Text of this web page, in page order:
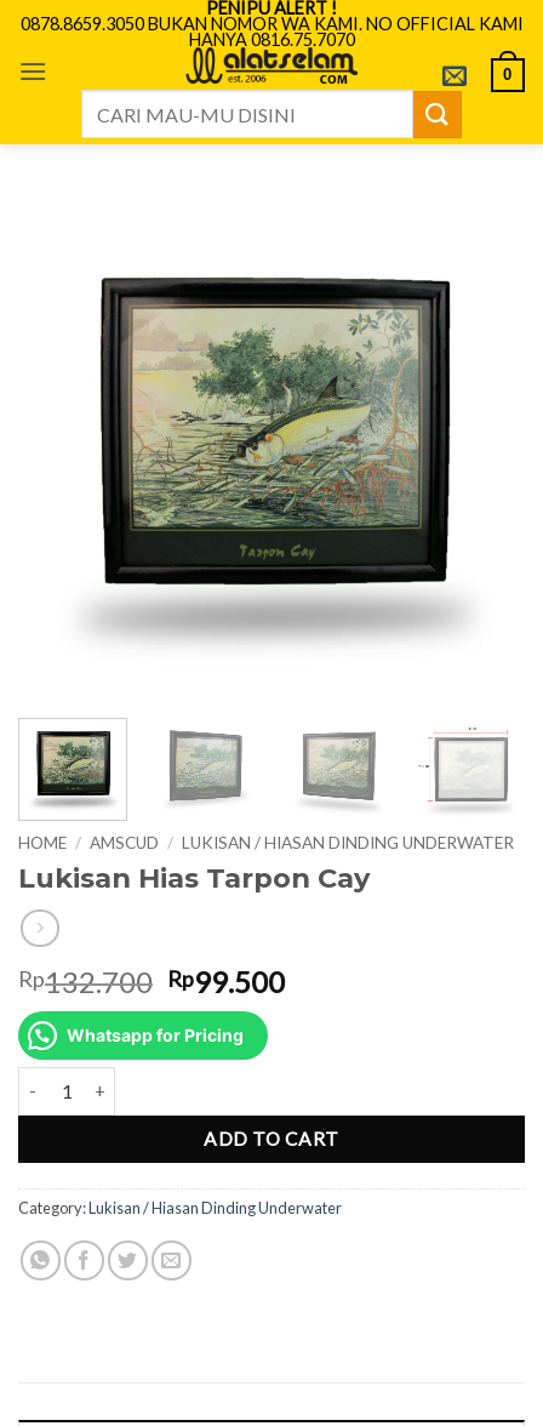
Skip
content
PENIPU ALERT !
0878.8659.3050 BUKAN NOMOR WA KAMI. NO OFFICIAL KAMI
HANYA 0816.75.7070
0
HOME / AMSCUD / LUKISAN / HIASAN DINDING UNDERWATER
Lukisan Hias Tarpon Cay
Rp132.700 Original
price
was:
Rp132.700.
Rp99.500Current
Whatsapp for Pricing
ADD TO CART
Category:Lukisan / Hiasan Dinding Underwater